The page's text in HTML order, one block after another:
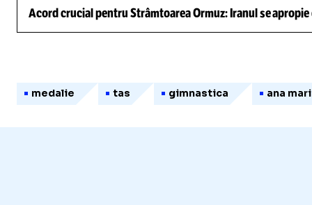
Acord crucial pentru Strâmtoarea Ormuz: Iranul se
medalie tas gimnastica ana